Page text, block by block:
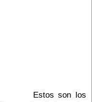
Estos son los